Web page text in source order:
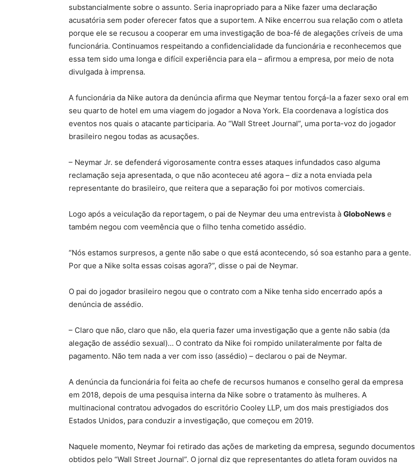
substancialmente sobre o assunto. Seria inapropriado para a Nike fazer uma declaração
acusatória sem poder oferecer fatos que a suportem. A Nike encerrou sua relação com o atleta
porque ele se recusou a cooperar em uma investigação de boa-fé de alegações críveis de uma
funcionária. Continuamos respeitando a confidencialidade da funcionária e reconhecemos que
essa tem sido uma longa e difícil experiência para ela – afirmou a empresa, por meio de nota
divulgada à imprensa.
A funcionária da Nike autora da denúncia afirma que Neymar tentou forçá-la a fazer sexo oral em
seu quarto de hotel em uma viagem do jogador a Nova York. Ela coordenava a logística dos
eventos nos quais o atacante participaria. Ao “Wall Street Journal”, uma porta-voz do jogador
brasileiro negou todas as acusações.
– Neymar Jr. se defenderá vigorosamente contra esses ataques infundados caso alguma
reclamação seja apresentada, o que não aconteceu até agora – diz a nota enviada pela
representante do brasileiro, que reitera que a separação foi por motivos comerciais.
Logo após a veiculação da reportagem, o pai de Neymar deu uma entrevista à GloboNews e
também negou com veemência que o filho tenha cometido assédio.
“Nós estamos surpresos, a gente não sabe o que está acontecendo, só soa estanho para a gente.
Por que a Nike solta essas coisas agora?”, disse o pai de Neymar.
O pai do jogador brasileiro negou que o contrato com a Nike tenha sido encerrado após a
denúncia de assédio.
– Claro que não, claro que não, ela queria fazer uma investigação que a gente não sabia (da
alegação de assédio sexual)… O contrato da Nike foi rompido unilateralmente por falta de
pagamento. Não tem nada a ver com isso (assédio) – declarou o pai de Neymar.
A denúncia da funcionária foi feita ao chefe de recursos humanos e conselho geral da empresa
em 2018, depois de uma pesquisa interna da Nike sobre o tratamento às mulheres. A
multinacional contratou advogados do escritório Cooley LLP, um dos mais prestigiados dos
Estados Unidos, para conduzir a investigação, que começou em 2019.
Naquele momento, Neymar foi retirado das ações de marketing da empresa, segundo documentos
obtidos pelo “Wall Street Journal”. O jornal diz que representantes do atleta foram ouvidos na